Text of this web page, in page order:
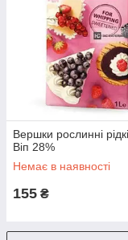
Вершки рослинні
Віп 28%
Немає в наявності
155 ₴